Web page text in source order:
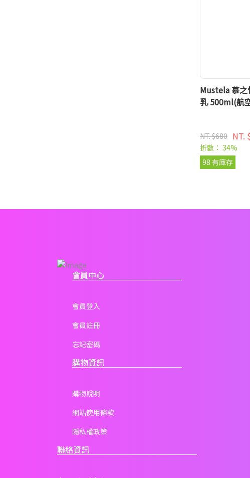
Mustela 慕之
乳 500ml(航
NT. $680 NT.
折數： 34%
98 有庫存
會員中心
會員登入
會員註冊
忘記密碼
購物資訊
購物說明
網站使用條款
隱私權政策
聯絡資訊